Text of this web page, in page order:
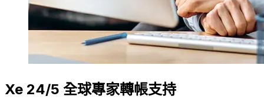
Xe 24/5 全球專家轉帳支持